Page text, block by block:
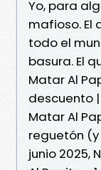
Yo, para
mafioso. El
todo el
basura. El
Matar Al
descuento
Matar Al
reguetón (y
junio 2025,